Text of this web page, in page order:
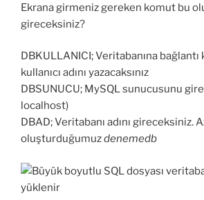
Ekrana girmeniz gereken komut bu
gireceksiniz?
DBKULLANICI; Veritabanına bağlantı
kullanıcı adını yazacaksınız
DBSUNUCU; MySQL sunucusunu
localhost)
DBAD; Veritabanı adını gireceksiniz.
oluşturduğumuzdenemedb